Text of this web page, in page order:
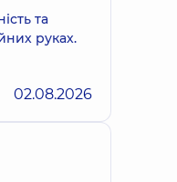
та
руках.
02.08.2026